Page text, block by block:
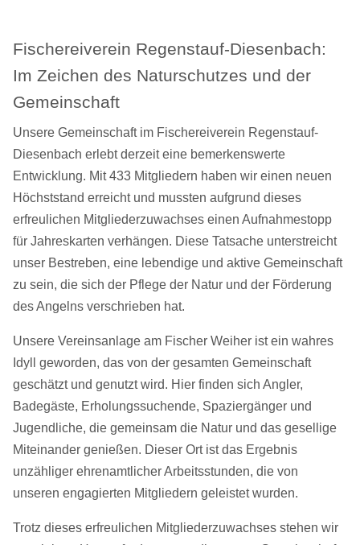
Fischereiverein Regenstauf-Diesenbach:
Im Zeichen des Naturschutzes und der
Gemeinschaft
Unsere Gemeinschaft im Fischereiverein Regenstauf-
Diesenbach erlebt derzeit eine bemerkenswerte
Entwicklung. Mit 433 Mitgliedern haben wir einen neuen
Höchststand erreicht und mussten aufgrund dieses
erfreulichen Mitgliederzuwachses einen Aufnahmestopp
für Jahreskarten verhängen. Diese Tatsache unterstreicht
unser Bestreben, eine lebendige und aktive Gemeinschaft
zu sein, die sich der Pflege der Natur und der Förderung
des Angelns verschrieben hat.
Unsere Vereinsanlage am Fischer Weiher ist ein wahres
Idyll geworden, das von der gesamten Gemeinschaft
geschätzt und genutzt wird. Hier finden sich Angler,
Badegäste, Erholungssuchende, Spaziergänger und
Jugendliche, die gemeinsam die Natur und das gesellige
Miteinander genießen. Dieser Ort ist das Ergebnis
unzähliger ehrenamtlicher Arbeitsstunden, die von
unseren engagierten Mitgliedern geleistet wurden.
Trotz dieses erfreulichen Mitgliederzuwachses stehen wir